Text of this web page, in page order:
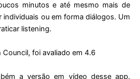
minutos e até mesmo mais de
individuais ou em forma diálogos. Um
listening.
Council, foi avaliado em 4.6
a versão em vídeo desse app.